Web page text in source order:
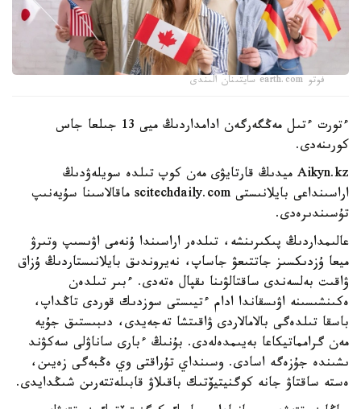
فوتو earth.com سايتىنان الىندى
ءتورت ءتىل مەڭگەرگەن ادامداردىڭ ميى 13 جىلعا جاس
كورىنەدى.
Aikyn.kz ميدىڭ قارتايۋى مەن كوپ تىلدە سويلەۋدىڭ
اراسىنداعى بايلانىستى scitechdaily.com ماقالاسىنا سۇيەنىپ
تۇسىندىرەدى.
عالىمداردىڭ پىكىرىنشە، تىلدەر اراسىندا ۇنەمى اۋىسىپ وتىرۋ
ميعا ۇزدىكسىز جاتتىعۋ جاساپ، نەيروندىق بايلانىستاردىڭ ۇزاق
ۋاقىت بەلسەندى ساقتالۋىنا ىقپال ەتەدى. ءبىر تىلدەن
ەكىنشىسىنە اۋىسقاندا ادام ءتيىستى سوزدىك قوردى تاڭداپ،
باسقا تىلدەگى بالامالاردى ۋاقىتشا تەجەيدى، دىبىستىق جۇيە
مەن گرامماتيكاعا بەيىمدەلەدى. بۇنىڭ ءبارى ساناۋلى سەكۋند
ىشىندە جۇزەگە اسادى. وسىنداي تۇراقتى وي ەڭبەگى زەيىن،
ەستە ساقتاۋ جانە كوگنيتيۆتىك باقىلاۋ قابىلەتتەرىن شىڭدايدى.